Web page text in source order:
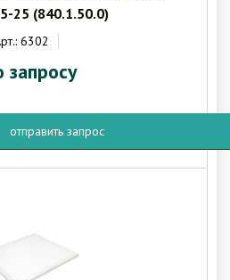
25 (840.1.50.0)
6302
запросу
отправить запрос